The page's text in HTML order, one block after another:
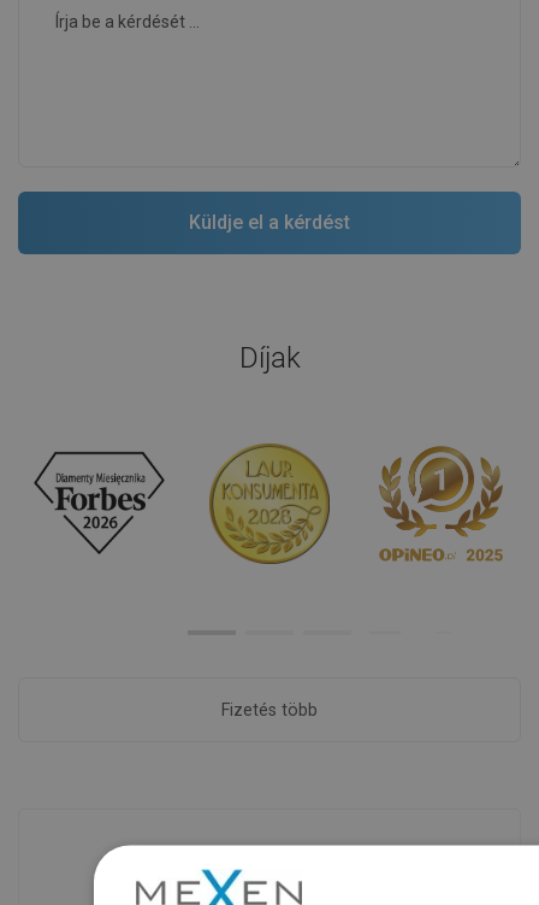
Díjak
Fizetés több
Áruk rendelkezésre állása